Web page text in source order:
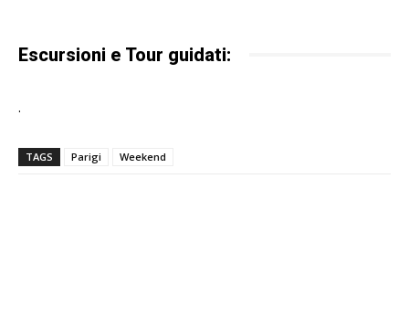
Escursioni e Tour guidati:
.
TAGS Parigi Weekend